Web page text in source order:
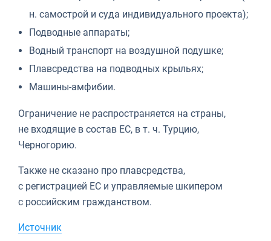
н. самострой и суда индивидуального проекта);
Подводные аппараты;
Водный транспорт на воздушной подушке;
Плавсредства на подводных крыльях;
Машины-амфибии.
Ограничение не распространяется на страны,
не входящие в состав ЕС, в т. ч. Турцию,
Черногорию.
Также не сказано про плавсредства,
с регистрацией ЕС и управляемые шкипером
с российским гражданством.
Источник